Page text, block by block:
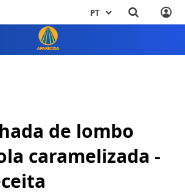
PT
de lombo
caramelizada -